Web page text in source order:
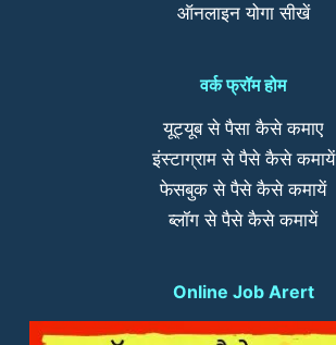
ऑनलाइन योगा सीखें
वर्क फ्रॉम होम
यूट्यूब से पैसा कैसे कमाए
इंस्टाग्राम से पैसे कैसे कमायें
फेसबुक से पैसे कैसे कमायें
ब्लॉग से पैसे कैसे कमायें
Online Job Arert